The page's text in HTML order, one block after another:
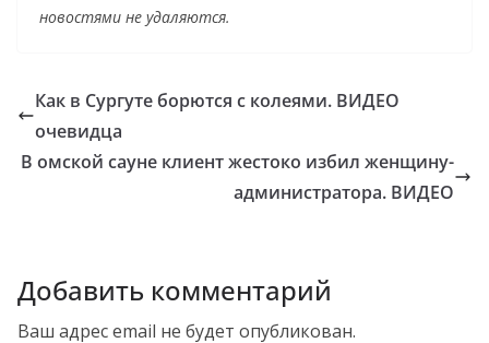
новостями не удаляются.
Как в Сургуте борются с колеями. ВИДЕО
очевидца
В омской сауне клиент жестоко избил женщину-
администратора. ВИДЕО
Добавить комментарий
Ваш адрес email не будет опубликован.